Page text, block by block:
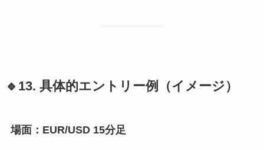
🔹13. 具体的エントリー例（イメージ）
場面：EUR/USD 15分足